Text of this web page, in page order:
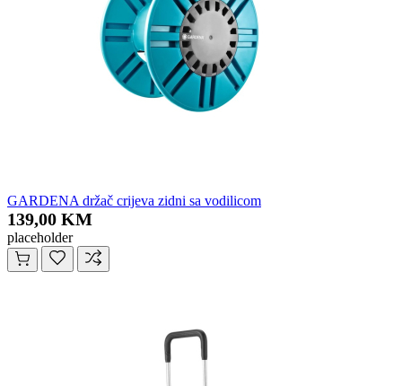
GARDENA držač crijeva zidni sa vodilicom
139,00 KM
placeholder